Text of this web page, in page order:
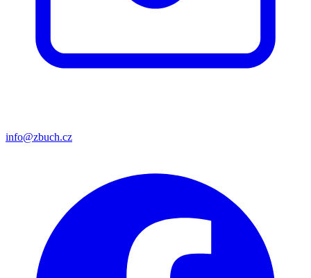
info@zbuch.cz